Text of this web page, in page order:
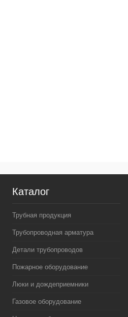
Каталог
Трубная продукция
Трубопроводная арматура
Детали трубопроводов
Пожарное оборудование
Люки и дождеприемники
Газовое оборудование